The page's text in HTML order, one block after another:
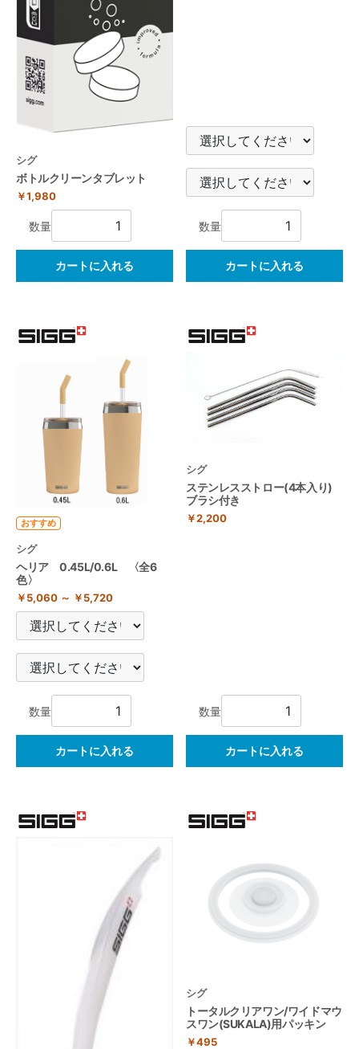
シグ
ボトルクリーンタブレット
￥1,980
数量
カートに入れる
数量
カートに入れる
おすすめ
シグ
ヘリア 0.45L/0.6L 〈全6
色〉
￥5,060 ～ ￥5,720
数量
カートに入れる
シグ
ステンレスストロー(4本入り)
ブラシ付き
￥2,200
数量
カートに入れる
シグ
トータルクリアワン/ワイドマウ
スワン(SUKALA)用パッキン
￥495